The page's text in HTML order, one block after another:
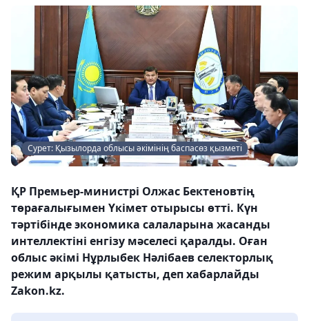
Сурет: Қызылорда облысы әкімінің баспасөз қызметі
ҚР Премьер-министрі Олжас Бектеновтің
төрағалығымен Үкімет отырысы өтті. Күн
тәртібінде экономика салаларына жасанды
интеллектіні енгізу мәселесі қаралды. Оған
облыс әкімі Нұрлыбек Нәлібаев селекторлық
режим арқылы қатысты, деп хабарлайды
Zakon.kz.